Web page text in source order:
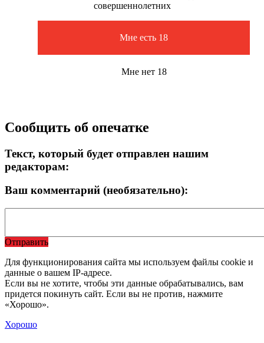
совершеннолетних
Мне есть 18
Мне нет 18
Сообщить об опечатке
Текст, который будет отправлен нашим
редакторам:
Ваш комментарий (необязательно):
Отправить
Для функционирования сайта мы используем файлы cookie и
данные о вашем IP-адресе.
Если вы не хотите, чтобы эти данные обрабатывались, вам
придется покинуть сайт. Если вы не против, нажмите
«Хорошо».
Хорошо